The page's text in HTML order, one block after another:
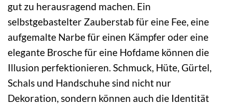
gut zu herausragend machen. Ein
selbstgebastelter Zauberstab für eine Fee, eine
aufgemalte Narbe für einen Kämpfer oder eine
elegante Brosche für eine Hofdame können die
Illusion perfektionieren. Schmuck, Hüte, Gürtel,
Schals und Handschuhe sind nicht nur
Dekoration, sondern können auch die Identität